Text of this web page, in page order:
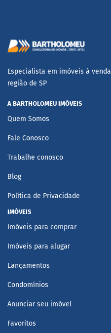
Especialista em imóveis à
região de SP
A BARTHOLOMEU IMÓVEIS
Quem Somos
Fale Conosco
Trabalhe conosco
Blog
Política de Privacidade
IMÓVEIS
Imóveis para comprar
Imóveis para alugar
Lançamentos
Condomínios
Anunciar seu imóvel
Favoritos